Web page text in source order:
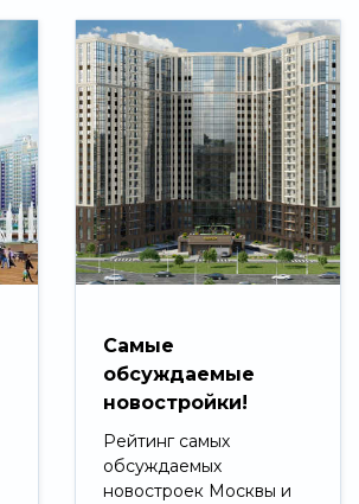
Самые
обсуждаемые
новостройки!
Рейтинг самых
обсуждаемых
новостроек Москвы и